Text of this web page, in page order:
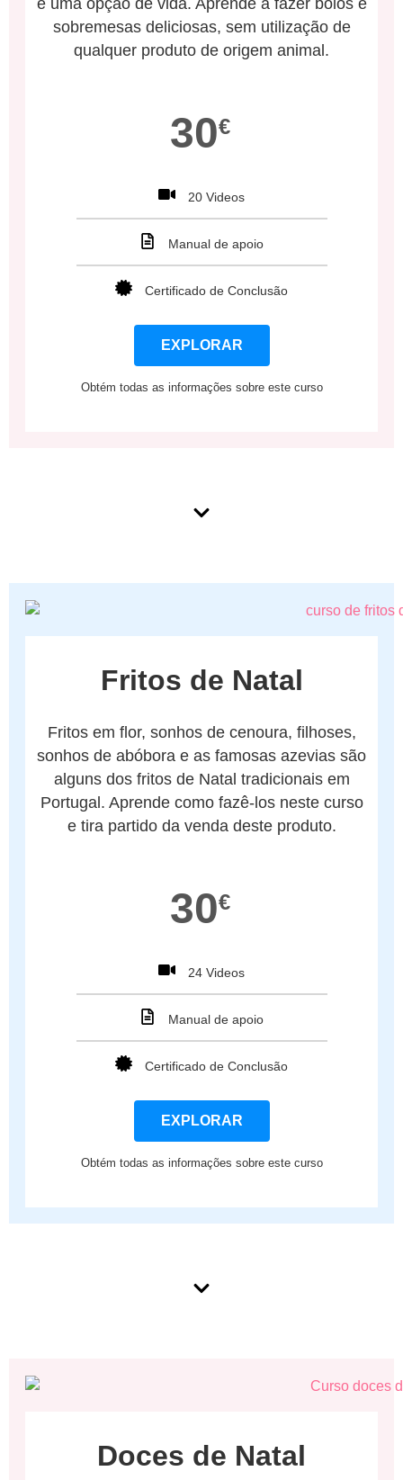
sobremesas deliciosas, sem utilização de
qualquer produto de origem animal.
30€
20 Videos
Manual de apoio
Certificado de Conclusão
EXPLORAR
Obtém todas as informações sobre este curso
Fritos de Natal
Fritos em flor, sonhos de cenoura, filhoses,
sonhos de abóbora e as famosas azevias são
alguns dos fritos de Natal tradicionais em
Portugal. Aprende como fazê-los neste curso
e tira partido da venda deste produto.
30€
24 Videos
Manual de apoio
Certificado de Conclusão
EXPLORAR
Obtém todas as informações sobre este curso
Doces de Natal